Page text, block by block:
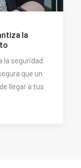
la
la seguridad
que un
llegar a tus